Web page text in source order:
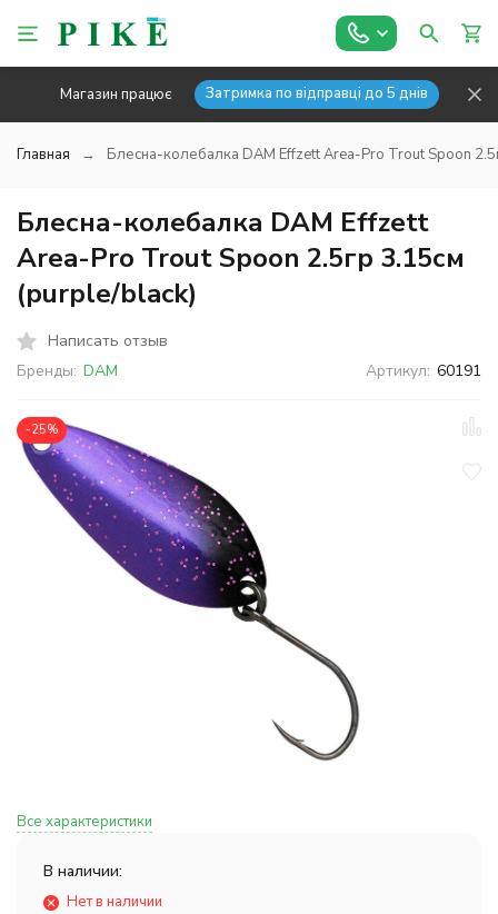
Магазин працює Затримка по відправці до 5 днів
Главная Блесна-колебалка DAM Effzett Area-Pro Trout Spoon
Блесна-колебалка DAM Effzett
Area-Pro Trout Spoon 2.5гр 3.15см
(purple/black)
Написать отзыв
Бренды: DAM Артикул: 60191
-25%
Все характеристики
В наличии:
Нет в наличии